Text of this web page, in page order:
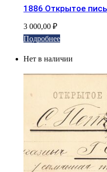
1886 Открытое
3 000,00 ₽
Подробнее
Нет в наличии